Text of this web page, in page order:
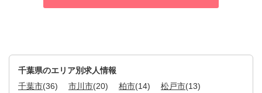
千葉県のエリア別求人情報
千葉市(36) 市川市(20) 柏市(14) 松戸市(13)